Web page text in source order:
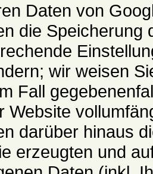
Daten von
die Speicherung
wir weisen
Fall
Website
darüber hinaus
erzeugten und